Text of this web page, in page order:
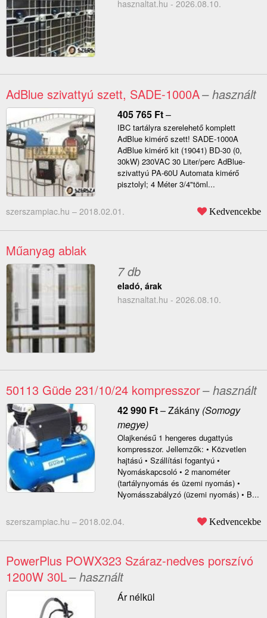
hasznaltat.hu - 2026.08.10.
AdBlue szivattyú szett, SADE-1000A– használt
405 765 Ft–
IBC tartályra szerelehető komplett
AdBlue kimérő szett! SADE-1000A
AdBlue kimérő kit (19041) BD-30 (0,
30kW) 230VAC 30 Liter/perc AdBlue-
szivattyú PA-60U Automata kimérő
pisztolyl; 4 Méter 3/4"töml...
szerszampiac.hu – 2018.02.01. Kedvencekbe
Műanyag ablak
7 db
eladó, árak
hasznaltat.hu - 2026.08.10.
50113 Güde 231/10/24 kompresszor– használt
42 990 Ft–Zákány(Somogy
megye)
Olajkenésű 1 hengeres dugattyús
kompresszor. Jellemzők: • Közvetlen
hajtású • Szállítási fogantyú •
Nyomáskapcsoló • 2 manométer
(tartálynyomás és üzemi nyomás) •
Nyomásszabályzó (üzemi nyomás) • B...
szerszampiac.hu – 2018.02.04. Kedvencekbe
PowerPlus POWX323 Száraz-nedves porszívó
1200W 30L– használt
Ár nélkül